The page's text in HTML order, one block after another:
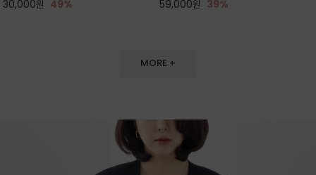
30,000원 49% 59,000원 39%
MORE +